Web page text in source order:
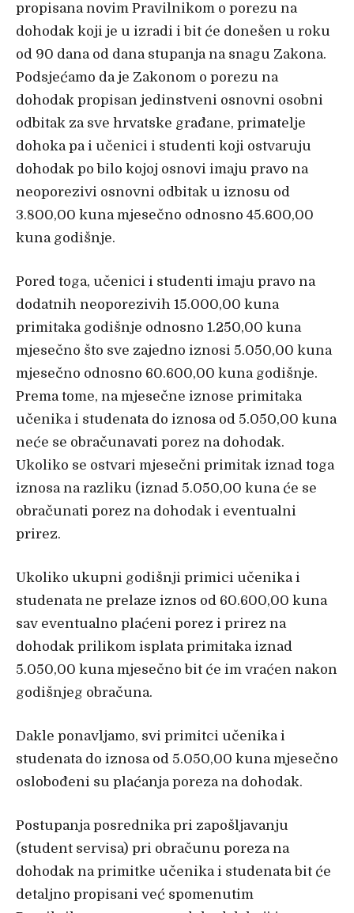
propisana novim Pravilnikom o porezu na
dohodak koji je u izradi i bit će donešen u roku
od 90 dana od dana stupanja na snagu Zakona.
Podsjećamo da je Zakonom o porezu na
dohodak propisan jedinstveni osnovni osobni
odbitak za sve hrvatske građane, primatelje
dohoka pa i učenici i studenti koji ostvaruju
dohodak po bilo kojoj osnovi imaju pravo na
neoporezivi osnovni odbitak u iznosu od
3.800,00 kuna mjesečno odnosno 45.600,00
kuna godišnje.
Pored toga, učenici i studenti imaju pravo na
dodatnih neoporezivih 15.000,00 kuna
primitaka godišnje odnosno 1.250,00 kuna
mjesečno što sve zajedno iznosi 5.050,00 kuna
mjesečno odnosno 60.600,00 kuna godišnje.
Prema tome, na mjesečne iznose primitaka
učenika i studenata do iznosa od 5.050,00 kuna
neće se obračunavati porez na dohodak.
Ukoliko se ostvari mjesečni primitak iznad toga
iznosa na razliku (iznad 5.050,00 kuna će se
obračunati porez na dohodak i eventualni
prirez.
Ukoliko ukupni godišnji primici učenika i
studenata ne prelaze iznos od 60.600,00 kuna
sav eventualno plaćeni porez i prirez na
dohodak prilikom isplata primitaka iznad
5.050,00 kuna mjesečno bit će im vraćen nakon
godišnjeg obračuna.
Dakle ponavljamo, svi primitci učenika i
studenata do iznosa od 5.050,00 kuna mjesečno
oslobođeni su plaćanja poreza na dohodak.
Postupanja posrednika pri zapošljavanju
(student servisa) pri obračunu poreza na
dohodak na primitke učenika i studenata bit će
detaljno propisani već spomenutim